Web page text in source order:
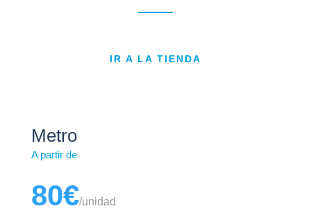
IR A LA TIENDA
Metro
A partir de
80€/unidad